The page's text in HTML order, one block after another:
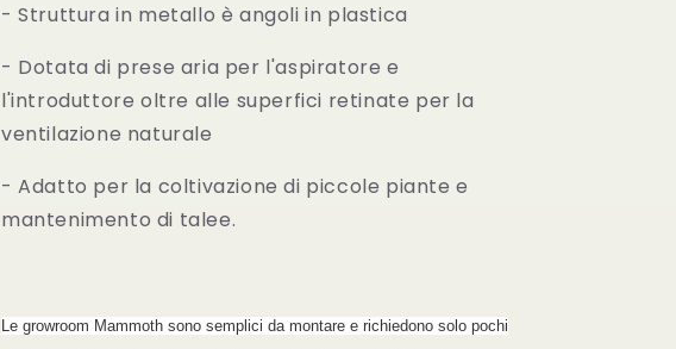
- Struttura in metallo è angoli in plastica
- Dotata di prese aria per l'aspiratore e
l'introduttore oltre alle superfici retinate per la
ventilazione naturale
- Adatto per la coltivazione di piccole piante e
mantenimento di talee.
Le growroom Mammoth sono semplici da montare e richiedono solo pochi